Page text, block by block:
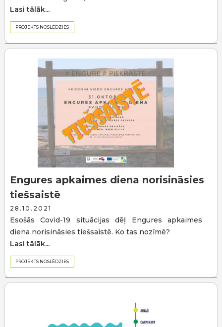
Lasi tālāk...
PROJEKTS NOSLĒDZIES
Engures apkaimes diena norisināsies
tiešsaistē
28.10.2021
Esošās Covid-19 situācijas dēļ Engures apkaimes
diena norisināsies tiešsaistē. Ko tas nozīmē?
Lasi tālāk...
PROJEKTS NOSLĒDZIES